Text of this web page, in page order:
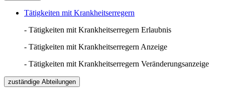
Tätigkeiten mit Krankheitserregern
- Tätigkeiten mit Krankheitserregern Erlaubnis
- Tätigkeiten mit Krankheitserregern Anzeige
- Tätigkeiten mit Krankheitserregern Veränderungsanzeige
zuständige Abteilungen